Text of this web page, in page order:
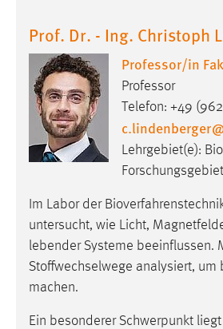
Prof. Dr. - Ing. Christoph
Professor/in
Professor
Telefon: +49
c.lindenberger
Lehrgebiet(e):
Im Labor der
untersucht, wie Licht,
lebender Systeme beeinflussen.
Stoffwechselwege analysiert,
machen.
Ein besonderer Schwerpunkt
Login
Name: fe_user, be_user,
Zweck:
Dieser Cookie ist
der Website
Cookie Laufzeit: 24 Stunden
STATISTIK
Statistik Cookies erfassen
Diese Informationen helfen uns
unsere Besucher unsere Website
Matomo